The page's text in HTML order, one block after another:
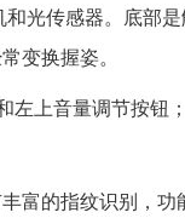
光传感器。底部
变换握姿。
左上音量调节按钮
富的指纹识别，